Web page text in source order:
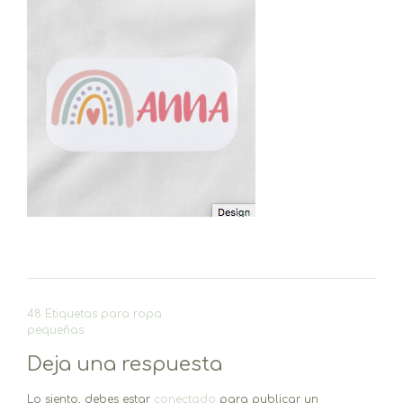
Navegación
de
48 Etiquetas para ropa
pequeñas
Deja una respuesta
Lo siento, debes estar conectado para publicar un